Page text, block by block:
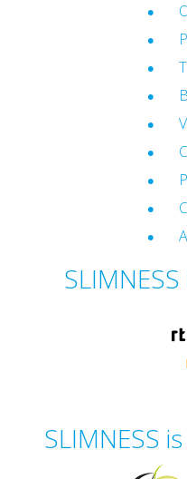
SLIMNESS